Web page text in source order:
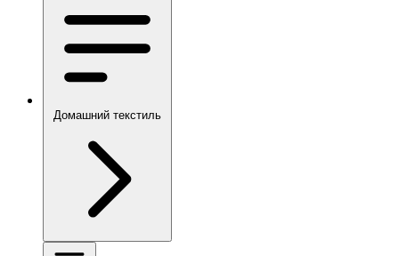
Домашний текстиль